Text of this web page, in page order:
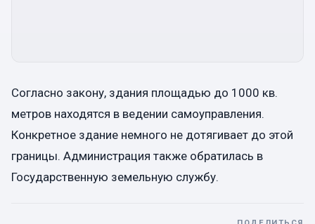
Согласно закону, здания площадью до 1000 кв.
метров находятся в ведении самоуправления.
Конкретное здание немного не дотягивает до этой
границы. Администрация также обратилась в
Государственную земельную службу.